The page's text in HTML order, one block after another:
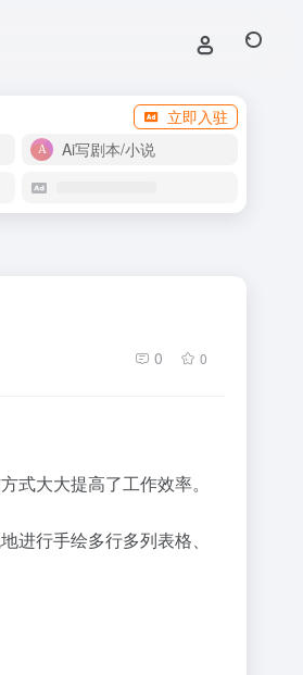
立即入驻
Ai写剧本/小说
0 0
大大提高了工作效率。
行手绘多行多列表格、